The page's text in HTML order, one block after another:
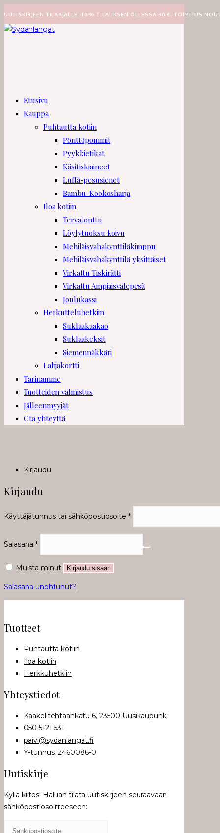
suoraan
sisältöön
UUTISKIRJEEN TILAAJALLE -10% TILAUKSEN OLLESSA 30 €. TOIMITUS
Etusivu
Kauppa
Puhtautta kotiin
Pönttöpommit
Pyykkietikat
Käsitiskiaineet
Luffa-pesusienet
Bambu-Kookosharja
Iloa kotiin
Tervatonttu
Löylytuoksu koivu
Mehiläisvahakynttiläkimppu
Mehiläisvahakynttilä yksittäiset
Virkattu Tiskirätti
Virkattu Ampiaisvalepesä
Joulukassi
Herkutteluhetkiin
Suklaakaakao
Suklaakeksit
Siemennäkkäri
Lahjakortti
Tarinamme
Tuotteiden valmistus
Jälleenmyyjät
Ota yhteyttä
Kirjaudu
Kirjaudu
Käyttäjätunnus tai sähköpostiosoite *
Salasana *
Muista minut Kirjaudu sisään
Salasana unohtunut?
Tuotteet
Puhtautta kotiin
Iloa kotiin
Herkkuhetkiin
Yhteystiedot
Kaakelitehtaankatu 6, 23500 Uusikaupunki
050 5121 531
paivi@sydanlangat.fi
Y-tunnus: 2460086-0
Uutiskirje
Kyllä kiitos! Haluan tilata uutiskirjeen seuraavaan
sähköpostiosoitteeseen: